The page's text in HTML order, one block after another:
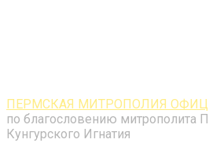
ПЕРМСКАЯ МИТРОПОЛИЯ
по благословению митрополита
Кунгурского Игнатия